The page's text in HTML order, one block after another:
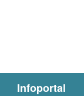
Infoportal